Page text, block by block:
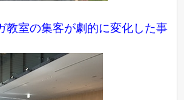
教室の集客が劇的に変化した事